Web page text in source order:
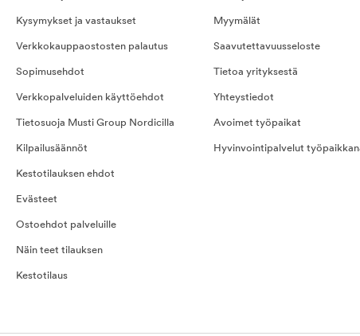
Kysymykset ja vastaukset
Verkkokauppaostosten palautus
Sopimusehdot
Verkkopalveluiden käyttöehdot
Tietosuoja Musti Group Nordicilla
Kilpailusäännöt
Kestotilauksen ehdot
Evästeet
Ostoehdot palveluille
Näin teet tilauksen
Kestotilaus
Myymälät
Saavutettavuusseloste
Tietoa yrityksestä
Yhteystiedot
Avoimet työpaikat
Hyvinvointipalvelut